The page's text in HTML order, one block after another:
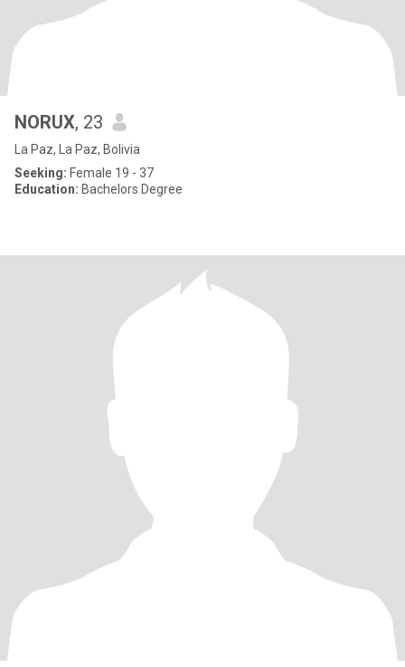
NORUX, 23
La Paz, La Paz, Bolivia
Seeking: Female 19 - 37
Education: Bachelors Degree